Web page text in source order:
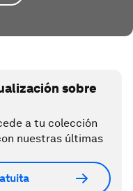
sobre
a tu colección
nuestras últimas